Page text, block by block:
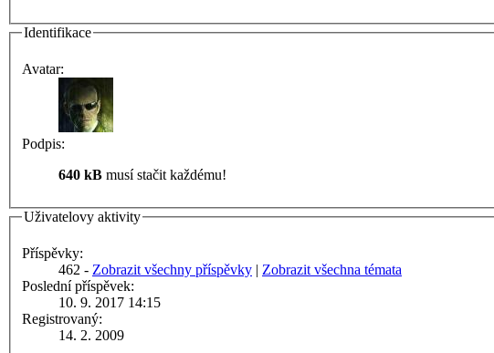
Identifikace
Avatar:
Podpis:
640 kB musí stačit každému!
Uživatelovy aktivity
Příspěvky:
462 - Zobrazit všechny příspěvky | Zobrazit všechna témata
Poslední příspěvek:
10. 9. 2017 14:15
Registrovaný:
14. 2. 2009